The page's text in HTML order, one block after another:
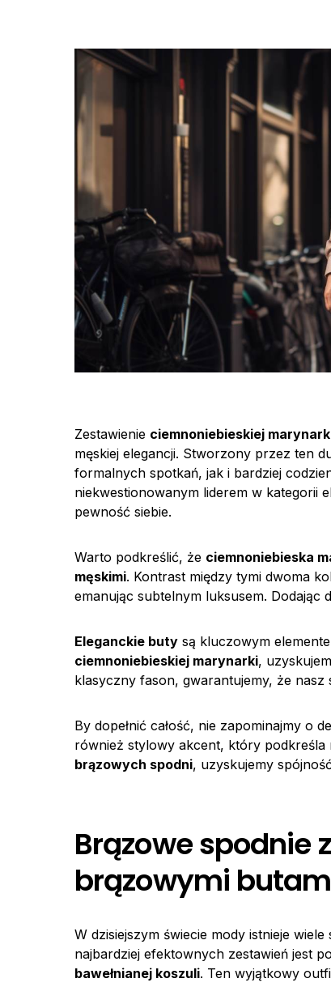
Zestawienie ciemnoniebieskiej
męskiej elegancji. Stworzony przez ten
formalnych spotkań, jak i bardziej
niekwestionowanym liderem w kategorii
pewność siebie.
Warto podkreślić, że ciemnoniebieska
męskimi. Kontrast między tymi dwoma
emanując subtelnym luksusem. Dodając
Eleganckie buty są kluczowym
ciemnoniebieskiej marynarki,
klasyczny fason, gwarantujemy, że
By dopełnić całość, nie zapominajmy o
również stylowy akcent, który podkreśla
brązowych spodni, uzyskujemy
Brązowe spodnie
brązowymi
W dzisiejszym świecie mody istnieje
najbardziej efektownych zestawień jest
bawełnianej koszuli. Ten wyjątkowy